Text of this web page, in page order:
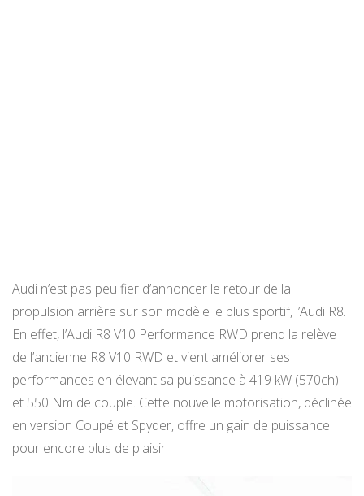
Audi n’est pas peu fier d’annoncer le retour de la
propulsion arrière sur son modèle le plus sportif, l’Audi R8.
En effet, l’Audi R8 V10 Performance RWD prend la relève
de l’ancienne R8 V10 RWD et vient améliorer ses
performances en élevant sa puissance à 419 kW (570ch)
et 550 Nm de couple. Cette nouvelle motorisation, déclinée
en version Coupé et Spyder, offre un gain de puissance
pour encore plus de plaisir.